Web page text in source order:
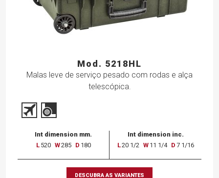
Mod. 5218HL
Malas leve de serviço pesado com rodas e alça
telescópica.
Int dimension mm.
L 520 W285 D 180
Int dimension inc.
L20 1/2 W 11 1/4 D 7 1/16
DESCUBRA AS VARIANTES